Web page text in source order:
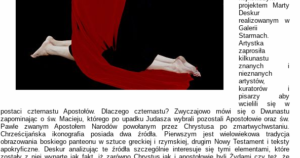
projektem Marty
Deskur
realizowanym w
Galerii
Starmach.
Artystka
zaprosiła
kilkunastu
znanych i
nieznanych
artystów,
kuratorów i
pisarzy aby
wcielili się w
postaci czternastu Apostołów. Dlaczego czternastu? Zwyczajowo mówi się o Dwunastu
zapominając o św. Macieju, którego po upadku Judasza wybrali pozostali Apostołowie oraz św.
Pawle zwanym Apostołem Narodów powołanym przez Chrystusa po zmartwychwstaniu.
Chrześcijańska ikonografia posiada dwa źródła. Pierwszym jest wielowiekowa tradycja
obrazowania boskiego panteonu w sztuce greckiej i rzymskiej, drugim Nowy Testament i teksty
apokryficzne. Deskur analizując te źródła szczególnie interesuje się tymi elementami, które